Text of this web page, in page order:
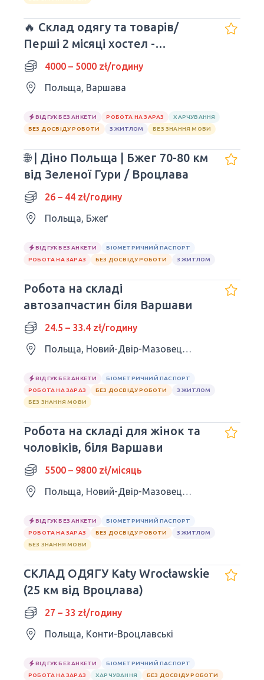
🔥 Склад одягу та товарів/
Перші 2 місяці хостел -
БЕЗКОШТОВНІ
4000 – 5000 zł/годину
Польща, Варшава
ВІДГУК БЕЗ АНКЕТИ РОБОТА НА ЗАРАЗ
ХАРЧУВАННЯ
БЕЗ ДОСВІДУ РОБОТИ
З ЖИТЛОМ БЕЗ ЗНАННЯ МОВИ
🌐 | Діно Польща | Бжег 70-80 км
від Зеленої Гури / Вроцлава
26 – 44 zł/годину
Польща, Бжеґ
ВІДГУК БЕЗ АНКЕТИ
БІОМЕТРИЧНИЙ ПАСПОРТ
РОБОТА НА ЗАРАЗ
БЕЗ ДОСВІДУ РОБОТИ З ЖИТЛОМ
Робота на складі
автозапчастин біля Варшави
24.5 – 33.4 zł/годину
Польща, Новий-Двір-Мазовецький
ВІДГУК БЕЗ АНКЕТИ
БІОМЕТРИЧНИЙ ПАСПОРТ
РОБОТА НА ЗАРАЗ
БЕЗ ДОСВІДУ РОБОТИ
З ЖИТЛОМ
БЕЗ ЗНАННЯ МОВИ
Робота на складі для жінок та
чоловіків, біля Варшави
5500 – 9800 zł/місяць
Польща, Новий-Двір-Мазовецький
ВІДГУК БЕЗ АНКЕТИ
БІОМЕТРИЧНИЙ ПАСПОРТ
РОБОТА НА ЗАРАЗ
БЕЗ ДОСВІДУ РОБОТИ
З ЖИТЛОМ
БЕЗ ЗНАННЯ МОВИ
СКЛАД ОДЯГУ Katy Wrocławskie
(25 км від Вроцлава)
27 – 33 zł/годину
Польща, Конти-Вроцлавські
ВІДГУК БЕЗ АНКЕТИ
БІОМЕТРИЧНИЙ ПАСПОРТ
РОБОТА НА ЗАРАЗ
ХАРЧУВАННЯ
БЕЗ ДОСВІДУ РОБОТИ